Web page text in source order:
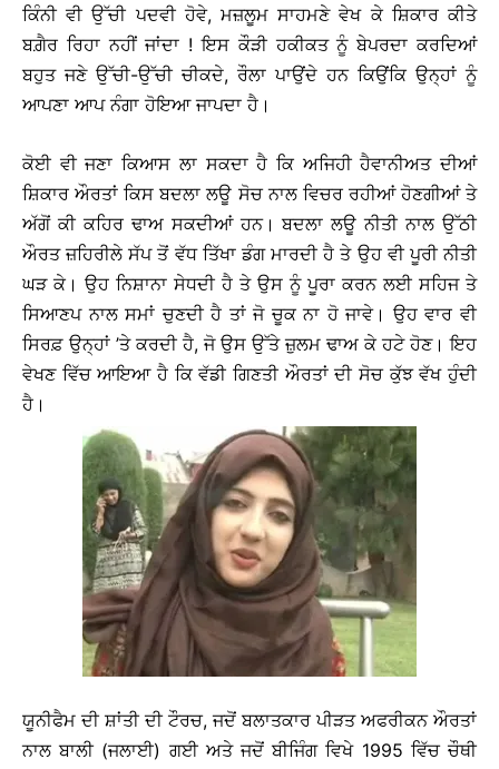
ਕਿੰਨੀ ਵੀ ਉੱਚੀ ਪਦਵੀ ਹੋਵੇ, ਮਜ਼ਲੂਮ ਸਾਹਮਣੇ ਵੇਖ ਕੇ ਸ਼ਿਕਾਰ ਕੀਤੇ
ਬਗ਼ੈਰ ਰਿਹਾ ਨਹੀਂ ਜਾਂਦਾ ! ਇਸ ਕੌੜੀ ਹਕੀਕਤ ਨੂੰ ਬੇਪਰਦਾ ਕਰਦਿਆਂ
ਬਹੁਤ ਜਣੇ ਉੱਚੀ-ਉੱਚੀ ਚੀਕਦੇ, ਰੌਲਾ ਪਾਉਂਦੇ ਹਨ ਕਿਉਂਕਿ ਉਨ੍ਹਾਂ ਨੂੰ
ਆਪਣਾ ਆਪ ਨੰਗਾ ਹੋਇਆ ਜਾਪਦਾ ਹੈ।
ਕੋਈ ਵੀ ਜਣਾ ਕਿਆਸ ਲਾ ਸਕਦਾ ਹੈ ਕਿ ਅਜਿਹੀ ਹੈਵਾਨੀਅਤ ਦੀਆਂ
ਸ਼ਿਕਾਰ ਔਰਤਾਂ ਕਿਸ ਬਦਲਾ ਲਊ ਸੋਚ ਨਾਲ ਵਿਚਰ ਰਹੀਆਂ ਹੋਣਗੀਆਂ ਤੇ
ਅੱਗੋਂ ਕੀ ਕਹਿਰ ਢਾਅ ਸਕਦੀਆਂ ਹਨ। ਬਦਲਾ ਲਊ ਨੀਤੀ ਨਾਲ ਉੱਠੀ
ਔਰਤ ਜ਼ਹਿਰੀਲੇ ਸੱਪ ਤੋਂ ਵੱਧ ਤਿੱਖਾ ਡੰਗ ਮਾਰਦੀ ਹੈ ਤੇ ਉਹ ਵੀ ਪੂਰੀ ਨੀਤੀ
ਘੜ ਕੇ। ਉਹ ਨਿਸ਼ਾਨਾ ਸੇਧਦੀ ਹੈ ਤੇ ਉਸ ਨੂੰ ਪੂਰਾ ਕਰਨ ਲਈ ਸਹਿਜ ਤੇ
ਸਿਆਣਪ ਨਾਲ ਸਮਾਂ ਚੁਣਦੀ ਹੈ ਤਾਂ ਜੋ ਚੂਕ ਨਾ ਹੋ ਜਾਵੇ। ਉਹ ਵਾਰ ਵੀ
ਸਿਰਫ਼ ਉਨ੍ਹਾਂ ’ਤੇ ਕਰਦੀ ਹੈ, ਜੋ ਉਸ ਉੱਤੇ ਜ਼ੁਲਮ ਢਾਅ ਕੇ ਹਟੇ ਹੋਣ। ਇਹ
ਵੇਖਣ ਵਿੱਚ ਆਇਆ ਹੈ ਕਿ ਵੱਡੀ ਗਿਣਤੀ ਔਰਤਾਂ ਦੀ ਸੋਚ ਕੁੱਝ ਵੱਖ ਹੁੰਦੀ
ਹੈ।
ਯੂਨੀਫੈਮ ਦੀ ਸ਼ਾਂਤੀ ਦੀ ਟੌਰਚ, ਜਦੋਂ ਬਲਾਤਕਾਰ ਪੀੜਤ ਅਫਰੀਕਨ ਔਰਤਾਂ
ਨਾਲ ਬਾਲੀ (ਜਲਾਈ) ਗਈ ਅਤੇ ਜਦੋਂ ਬੀਜਿੰਗ ਵਿਖੇ 1995 ਵਿੱਚ ਚੌਥੀ